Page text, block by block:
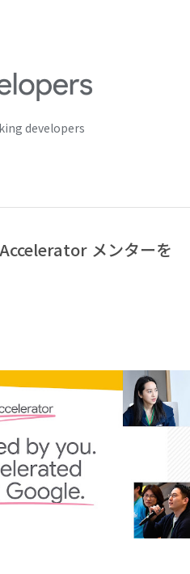
developers
メンターを